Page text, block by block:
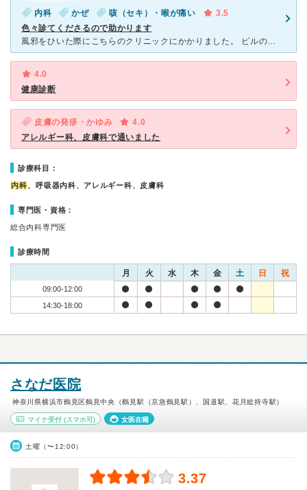
内科 かぜ 咳（セキ）・喉が痛い
3.5
色々診てくださるので助かります
風邪をひいた際にこちらのクリニックにかかりました。 ビルの中にあり、院内の様子が見えないので少し不安でしたが行ってみると、 綺麗な待合室で、開放感もあり好印象を受けました。 診察をして下さる先生
4.0
健康診断
皮膚の発疹・かゆみ
4.0
アレルギー科、皮膚科で通いました
診療科目：
内科、呼吸器内科、アレルギー科、皮膚科
専門医・資格：
総合内科専門医
診療時間
月 火 水 木 金 土 日 祝
09:00-12:00
14:30-18:00
さなだ医院
神奈川県横浜市鶴見区鶴見中央（鶴見駅（京急鶴見駅）、国道駅、花月総持寺駅）
マイナ受付 (スマホ可) 女医在籍
土曜（〜12:00）
3.37